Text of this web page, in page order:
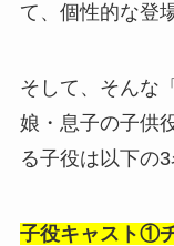
て、個性的な登
そして、そんな
娘・息子の子供
る子役は以下の3
子役キャスト①